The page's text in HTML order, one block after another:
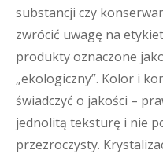
substancji czy
zwrócić uwagę na
produkty oznaczone
„ekologiczny”. Kolor i
świadczyć o jakości –
jednolitą teksturę i nie
przezroczysty.